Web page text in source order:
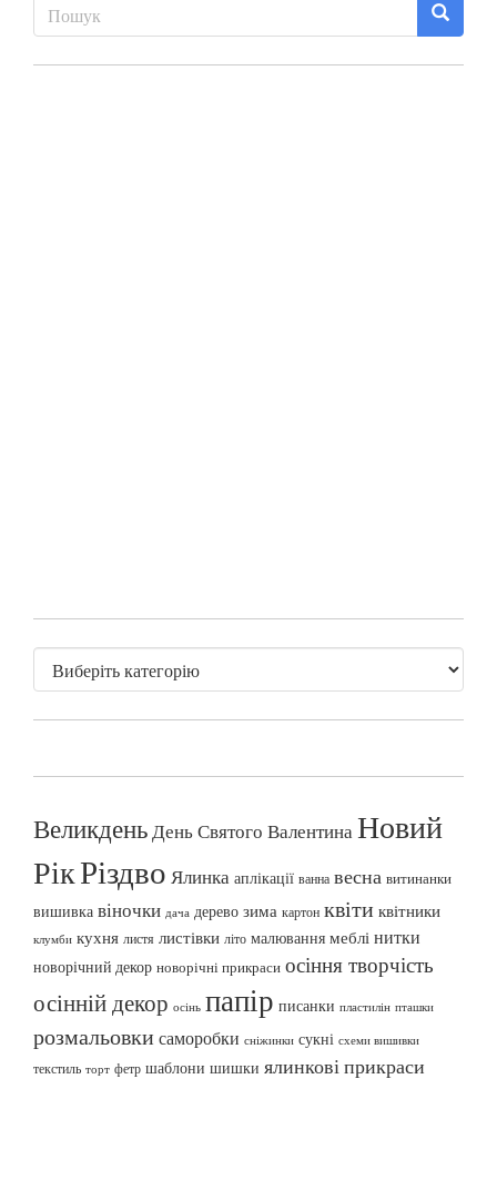
ВеликденьДень Святого ВалентинаНовий
РікРіздво Ялинка аплікації ванна весна витинанки
вишивка віночки дача дерево зима картон квіти квітники
клумби кухня листя листівки літо малювання меблі нитки
новорічний декор новорічні прикраси осіння творчість
осінній декор осінь папір писанки пластилін пташки
розмальовки саморобки сніжинки сукні схеми вишивки
текстиль торт фетр шаблони шишки ялинкові прикраси